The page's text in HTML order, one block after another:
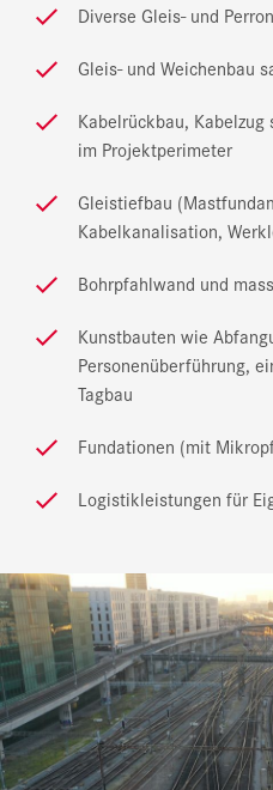
Diverse Gleis- und
Gleis- und Weichenbau
Kabelrückbau,
im Projektperimeter
Gleistiefbau
Kabelkanalisation,
Bohrpfahlwand und
Kunstbauten wie
Personenüberführung,
Tagbau
Fundationen (mit
Logistikleistungen für